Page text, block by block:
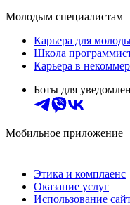
Молодым специалистам
Карьера для
Школа
Карьера в
Боты для
Мобильное приложение
Этика и комплаенс
Оказание услуг
Использование